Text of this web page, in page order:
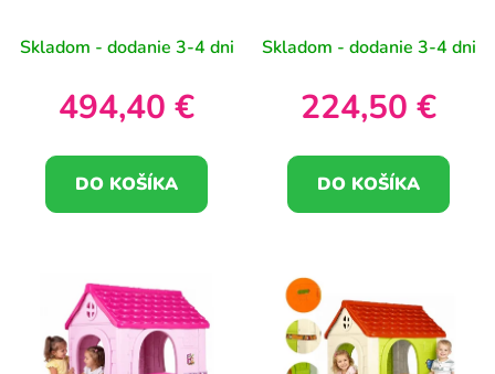
Skladom - dodanie 3-4 dni
494,40 €
DO KOŠÍKA
pripojenými hrami
Skladom - dodanie 3-4 dni
224,50 €
DO KOŠÍKA